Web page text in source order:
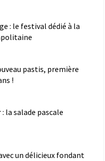
: le festival dédié à la
pastis, première
!
la salade pascale
un délicieux fondant